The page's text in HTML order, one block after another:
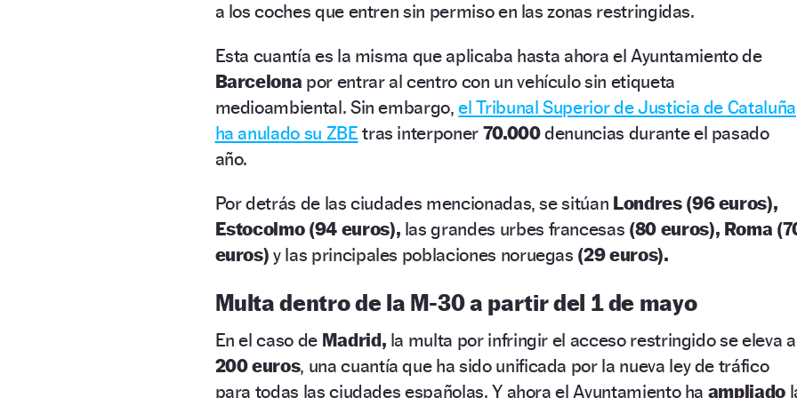
a los coches que entren sin permiso en las zonas restringidas.
Esta cuantía es la misma que aplicaba hasta ahora el Ayuntamiento de
Barcelona por entrar al centro con un vehículo sin etiqueta
medioambiental. Sin embargo,el Tribunal Superior de Justicia de Cataluña
ha anulado su ZBE tras interponer 70.000denuncias durante el pasado
año.
Por detrás de las ciudades mencionadas, se sitúan Londres (96 euros),
Estocolmo (94 euros), las grandes urbes francesas (80 euros), Roma
euros) y las principales poblaciones noruegas (29euros).
Multa dentro de la M-30 a partir del 1 de mayo
En el caso de Madrid, la multa por infringir el acceso restringido se eleva a
200 euros, una cuantía que ha sido unificada por la nueva ley de tráfico
para todas las ciudades españolas. Y ahora el Ayuntamiento ha ampliado